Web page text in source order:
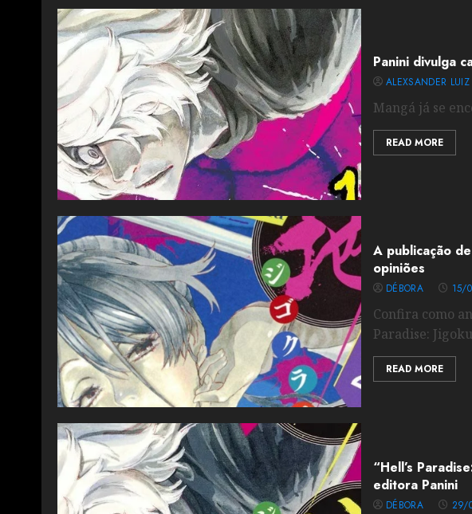
Panini divulga
ALEXSANDER LUIZ
Mangá já se
READ MORE
A publicação
opiniões
DÉBORA 15/
Confira como
Paradise:
READ MORE
“Hell’s
editora Panini
DÉBORA 29/